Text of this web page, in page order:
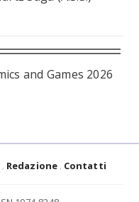
and Games 2026
Redazione Contatti